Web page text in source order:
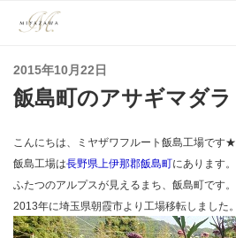
投
稿
日:
2015年10月22日
飯島町のアサギマダラ
こんにちは、ミヤザワフルート飯島工場です★
飯島工場は長野県上伊那郡飯島町にあります。
ふたつのアルプスが見えるまち、飯島町です。
2013年に埼玉県朝霞市より工場移転しました。